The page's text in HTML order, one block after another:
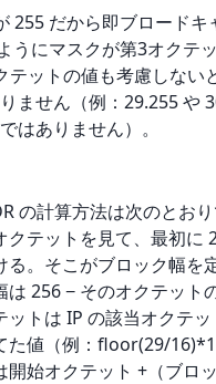
255 だから即ブロードキ
うにマスクが第3オクテ
テットの値も考慮しない
ません（例：29.255 や
はありません）。
の計算方法は次のとお
クテットを見て、最初に
る。そこがブロック幅を
は 256 − そのオクテット
ットは IP の該当オクテ
た値（例：floor(29/
始オクテット +（ブロッ